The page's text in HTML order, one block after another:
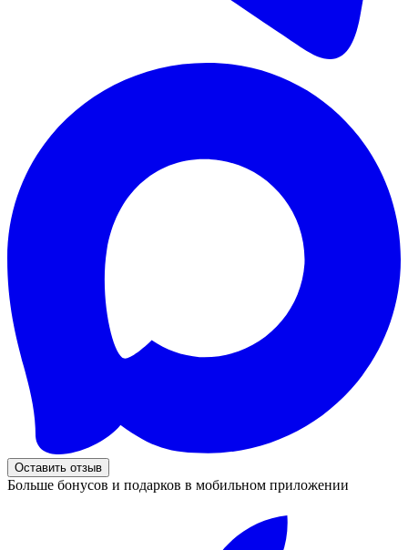
Оставить отзыв
Больше бонусов и подарков в мобильном приложении